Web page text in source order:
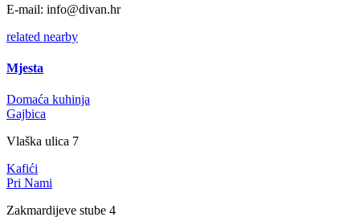
E-mail: info@divan.hr
related nearby
Mjesta
Domaća kuhinja
Gajbica
Vlaška ulica 7
Kafići
Pri Nami
Zakmardijeve stube 4